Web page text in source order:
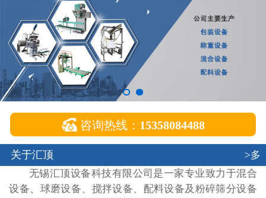
成功案例
联系方式
 咨询热线： 15358084488
关于汇顶
>多
无锡汇顶设备科技有限公司是一家专业致力于混合
设备、球磨设备、搅拌设备、配料设备及粉碎筛分设备